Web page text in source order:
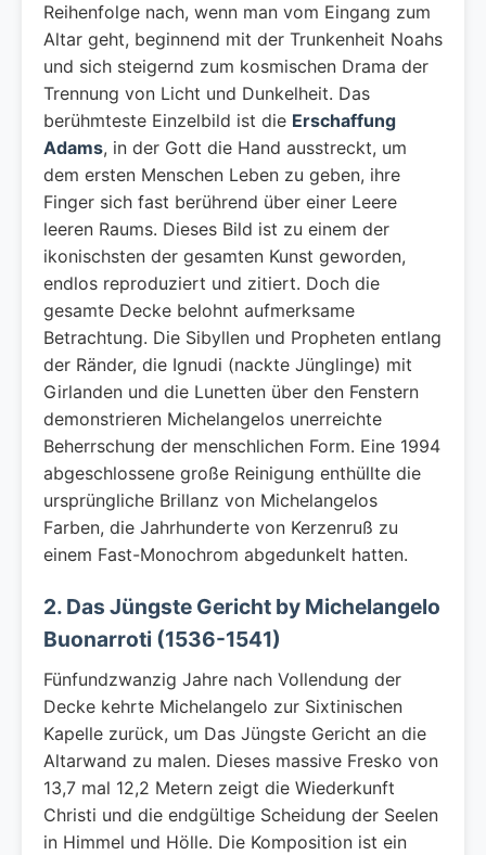
Reihenfolge nach, wenn man vom Eingang zum
Altar geht, beginnend mit der Trunkenheit Noahs
und sich steigernd zum kosmischen Drama der
Trennung von Licht und Dunkelheit. Das
berühmteste Einzelbild ist die Erschaffung
Adams, in der Gott die Hand ausstreckt, um
dem ersten Menschen Leben zu geben, ihre
Finger sich fast berührend über einer Leere
leeren Raums. Dieses Bild ist zu einem der
ikonischsten der gesamten Kunst geworden,
endlos reproduziert und zitiert. Doch die
gesamte Decke belohnt aufmerksame
Betrachtung. Die Sibyllen und Propheten entlang
der Ränder, die Ignudi (nackte Jünglinge) mit
Girlanden und die Lunetten über den Fenstern
demonstrieren Michelangelos unerreichte
Beherrschung der menschlichen Form. Eine 1994
abgeschlossene große Reinigung enthüllte die
ursprüngliche Brillanz von Michelangelos
Farben, die Jahrhunderte von Kerzenruß zu
einem Fast-Monochrom abgedunkelt hatten.
2. Das Jüngste Gericht by Michelangelo
Buonarroti (1536-1541)
Fünfundzwanzig Jahre nach Vollendung der
Decke kehrte Michelangelo zur Sixtinischen
Kapelle zurück, um Das Jüngste Gericht an die
Altarwand zu malen. Dieses massive Fresko von
13,7 mal 12,2 Metern zeigt die Wiederkunft
Christi und die endgültige Scheidung der Seelen
in Himmel und Hölle. Die Komposition ist ein